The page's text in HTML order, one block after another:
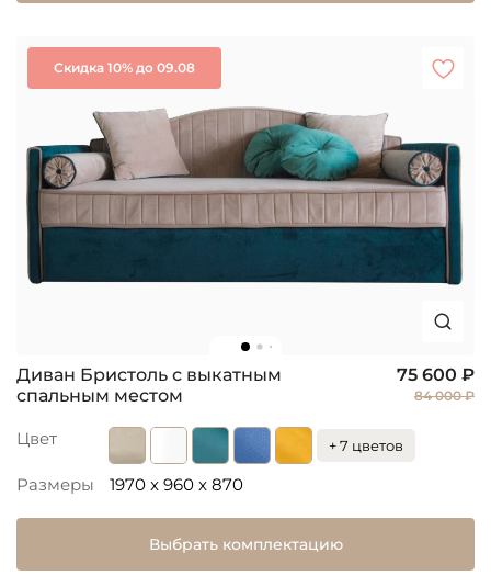
Скидка 10% до 09.08
Диван Бристоль с выкатным
спальным местом
75 600 ₽
84 000 ₽
Цвет + 7 цветов
Размеры 1970 x 960 x 870
Выбрать комплектацию